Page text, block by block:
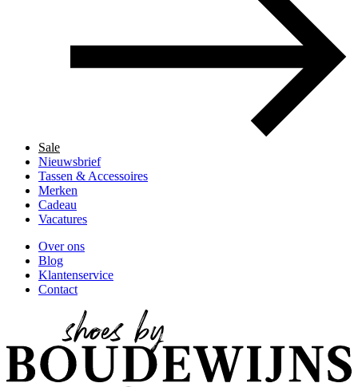
Sale
Nieuwsbrief
Tassen & Accessoires
Merken
Cadeau
Vacatures
Over ons
Blog
Klantenservice
Contact